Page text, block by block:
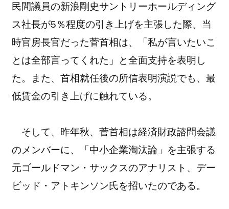
民間議員の新浪剛史サントリーホールディング
ス社長が5％程度の引き上げを主張した際、当
時官房長官だった菅首相は、「私が言いたいこ
とは全部言ってくれた」と全面支持を表明し
た。また、首相就任後の所信表明演説でも、最
低賃金の引き上げに触れている。
そして、昨年秋、菅首相は経済財政諮問会議
のメンバーに、「中小企業淘汰論」を主張する
元ゴールドマン・サックスのアナリスト、デー
ビッド・アトキンソン氏を招いたのである。